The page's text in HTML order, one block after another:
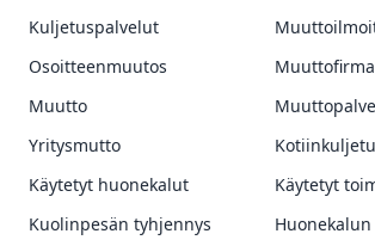
Kuljetuspalvelut
Osoitteenmuutos
Muuttofirma
Muutto
Yritysmutto
Käytetyt huonekalut
Käytetyt
Kuolinpesän tyhjennys